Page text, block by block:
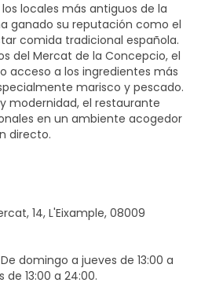
locales más antiguos de la
ganado su reputación como el
comida tradicional española.
del Mercat de la Concepcio, el
acceso a los ingredientes más
marisco y pescado.
modernidad, el restaurante
en un ambiente acogedor
directo.
14, L'Eixample, 08009
De domingo a jueves de 13:00 a
de 13:00 a 24:00.